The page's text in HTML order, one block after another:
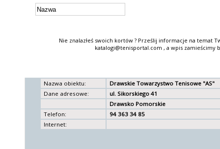
Nie znalazłeś swoich kortów ? Prześlij informacje na temat
katalogi@tenisportal.com , a wpis zamieścimy
Nazwa obiektu:
Drawskie Towarzystwo Tenisowe "AS"
Dane adresowe:
ul. Sikorskiego 41
Drawsko Pomorskie
Telefon:
94 363 34 85
Internet: